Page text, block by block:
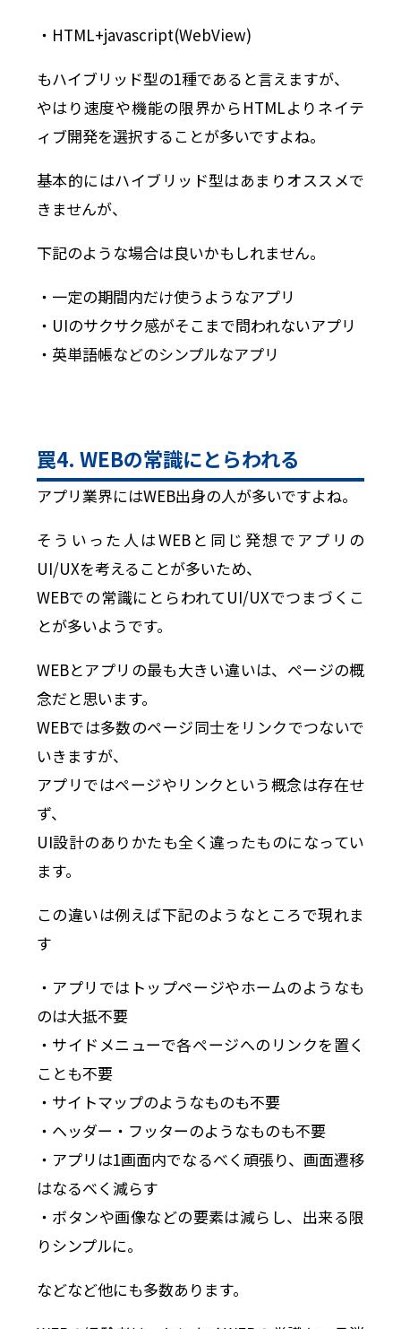
・HTML+javascript(WebView)
もハイブリッド型の1種であると言えますが、
やはり速度や機能の限界からHTMLよりネイテ
ィブ開発を選択することが多いですよね。
基本的にはハイブリッド型はあまりオススメで
きませんが、
下記のような場合は良いかもしれません。
・一定の期間内だけ使うようなアプリ
・UIのサクサク感がそこまで問われないアプリ
・英単語帳などのシンプルなアプリ
罠4. WEBの常識にとらわれる
アプリ業界にはWEB出身の人が多いですよね。
そういった人はWEBと同じ発想でアプリの
UI/UXを考えることが多いため、
WEBでの常識にとらわれてUI/UXでつまづくこ
とが多いようです。
WEBとアプリの最も大きい違いは、ページの概
念だと思います。
WEBでは多数のページ同士をリンクでつないで
いきますが、
アプリではページやリンクという概念は存在せ
ず、
UI設計のありかたも全く違ったものになってい
ます。
この違いは例えば下記のようなところで現れま
す
・アプリではトップページやホームのようなも
のは大抵不要
・サイドメニューで各ページへのリンクを置く
ことも不要
・サイトマップのようなものも不要
・ヘッダー・フッターのようなものも不要
・アプリは1画面内でなるべく頑張り、画面遷移
はなるべく減らす
・ボタンや画像などの要素は減らし、出来る限
りシンプルに。
などなど他にも多数あります。